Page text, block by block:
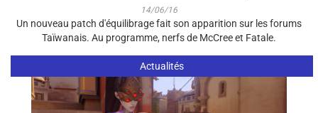
14/06/16
Un nouveau patch d'équilibrage fait son apparition sur les forums
Taïwanais. Au programme, nerfs de McCree et Fatale.
Actualités